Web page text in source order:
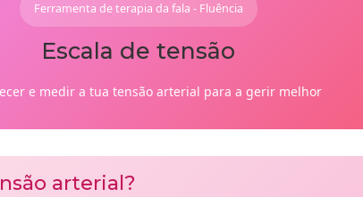
Ferramenta de terapia da fala - Fluência
Escala de tensão
e medir a tua tensão arterial para a gerir melhor
arterial?